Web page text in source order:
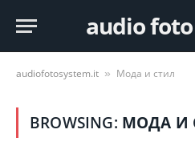
audio
audiofotosystem.it » Мода и стил
BROWSING: МОДА И